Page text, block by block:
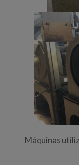
Máquinas